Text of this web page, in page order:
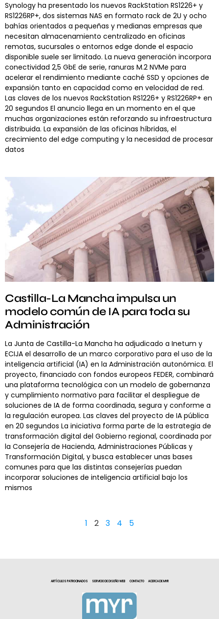
Synology ha presentado los nuevos RackStation RS1226+ y
RS1226RP+, dos sistemas NAS en formato rack de 2U y ocho
bahías orientados a pequeñas y medianas empresas que
necesitan almacenamiento centralizado en oficinas
remotas, sucursales o entornos edge donde el espacio
disponible suele ser limitado. La nueva generación incorpora
conectividad 2,5 GbE de serie, ranuras M.2 NVMe para
acelerar el rendimiento mediante caché SSD y opciones de
expansión tanto en capacidad como en velocidad de red.
Las claves de los nuevos RackStation RS1226+ y RS1226RP+ en
20 segundos El anuncio llega en un momento en el que
muchas organizaciones están reforzando su infraestructura
distribuida. La expansión de las oficinas híbridas, el
crecimiento del edge computing y la necesidad de procesar
datos
Castilla-La Mancha impulsa un
modelo común de IA para toda su
Administración
La Junta de Castilla-La Mancha ha adjudicado a Inetum y
ECIJA el desarrollo de un marco corporativo para el uso de la
inteligencia artificial (IA) en la Administración autonómica. El
proyecto, financiado con fondos europeos FEDER, combinará
una plataforma tecnológica con un modelo de gobernanza
y cumplimiento normativo para facilitar el despliegue de
soluciones de IA de forma coordinada, segura y conforme a
la regulación europea. Las claves del proyecto de IA pública
en 20 segundos La iniciativa forma parte de la estrategia de
transformación digital del Gobierno regional, coordinada por
la Consejería de Hacienda, Administraciones Públicas y
Transformación Digital, y busca establecer unas bases
comunes para que las distintas consejerías puedan
incorporar soluciones de inteligencia artificial bajo los
mismos
1 2 3 4 5
ARTÍCULOS PATROCINADOS SERVICIO DE DISEÑO WEB CONTACTO ACERCA DE MYR